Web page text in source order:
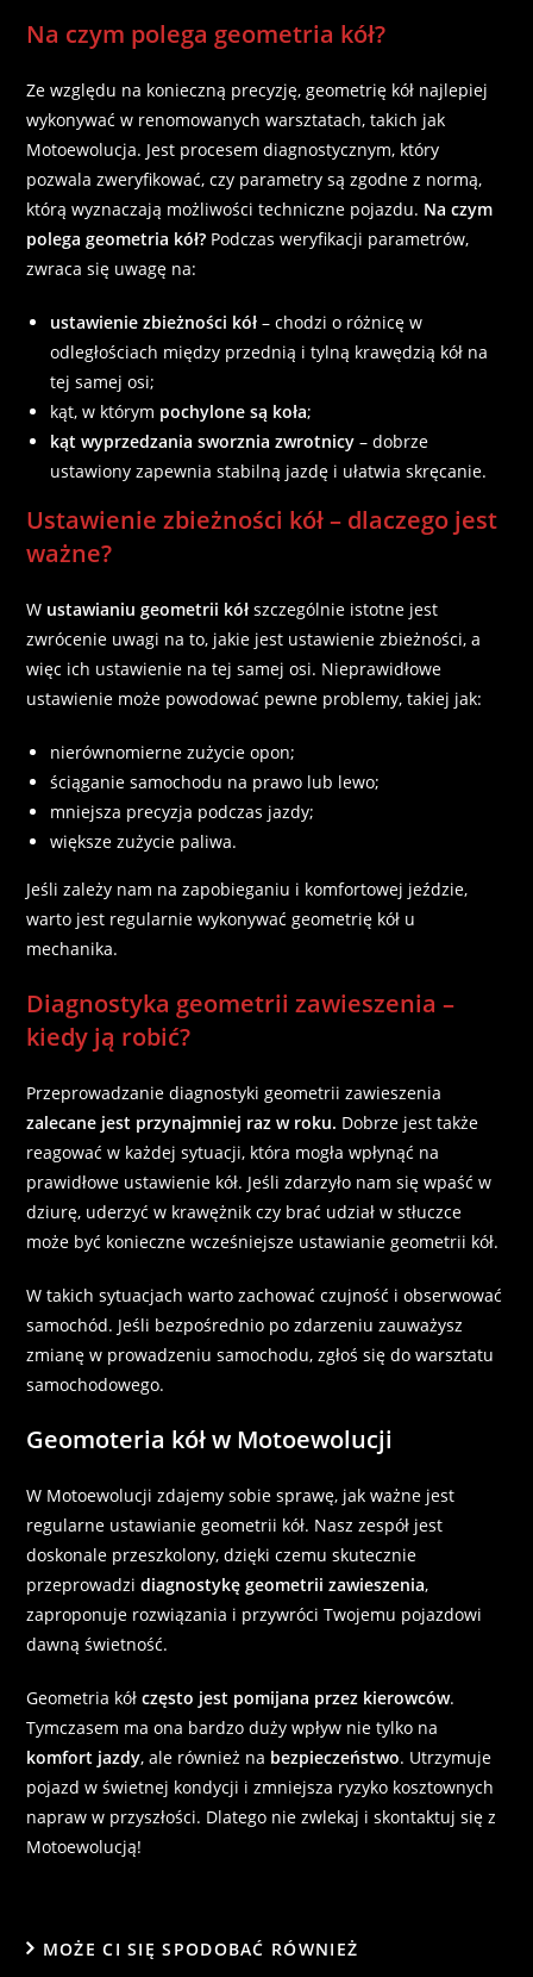
Na czym polega geometria kół?
Ze względu na konieczną precyzję, geometrię kół najlepiej
wykonywać w renomowanych warsztatach, takich jak
Motoewolucja. Jest procesem diagnostycznym, który
pozwala zweryfikować, czy parametry są zgodne z normą,
którą wyznaczają możliwości techniczne pojazdu. Na czym
polega geometria kół? Podczas weryfikacji parametrów,
zwraca się uwagę na:
ustawienie zbieżności kół – chodzi o różnicę w
odległościach między przednią i tylną krawędzią kół na
tej samej osi;
kąt, w którym pochylone są koła;
kąt wyprzedzania sworznia zwrotnicy – dobrze
ustawiony zapewnia stabilną jazdę i ułatwia skręcanie.
Ustawienie zbieżności kół – dlaczego jest
ważne?
W ustawianiu geometrii kół szczególnie istotne jest
zwrócenie uwagi na to, jakie jest ustawienie zbieżności, a
więc ich ustawienie na tej samej osi. Nieprawidłowe
ustawienie może powodować pewne problemy, takiej jak:
nierównomierne zużycie opon;
ściąganie samochodu na prawo lub lewo;
mniejsza precyzja podczas jazdy;
większe zużycie paliwa.
Jeśli zależy nam na zapobieganiu i komfortowej jeździe,
warto jest regularnie wykonywać geometrię kół u
mechanika.
Diagnostyka geometrii zawieszenia –
kiedy ją robić?
Przeprowadzanie diagnostyki geometrii zawieszenia
zalecane jest przynajmniej raz w roku. Dobrze jest także
reagować w każdej sytuacji, która mogła wpłynąć na
prawidłowe ustawienie kół. Jeśli zdarzyło nam się wpaść w
dziurę, uderzyć w krawężnik czy brać udział w stłuczce
może być konieczne wcześniejsze ustawianie geometrii kół.
W takich sytuacjach warto zachować czujność i obserwować
samochód. Jeśli bezpośrednio po zdarzeniu zauważysz
zmianę w prowadzeniu samochodu, zgłoś się do warsztatu
samochodowego.
Geomoteria kół w Motoewolucji
W Motoewolucji zdajemy sobie sprawę, jak ważne jest
regularne ustawianie geometrii kół. Nasz zespół jest
doskonale przeszkolony, dzięki czemu skutecznie
przeprowadzidiagnostykę geometrii zawieszenia,
zaproponuje rozwiązania i przywróci Twojemu pojazdowi
dawną świetność.
Geometria kółczęsto jest pomijana przez kierowców.
Tymczasem ma ona bardzo duży wpływ nie tylko na
komfort jazdy, ale również na bezpieczeństwo. Utrzymuje
pojazd w świetnej kondycji i zmniejsza ryzyko kosztownych
napraw w przyszłości. Dlatego nie zwlekaj iskontaktuj się z
Motoewolucją!
MOŻE CI SIĘ SPODOBAĆ RÓWNIEŻ